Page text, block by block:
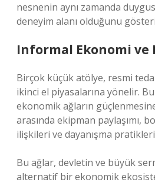
nesnenin aynı zamanda
deneyim alanı olduğunu
Informal Ekonomi ve
Birçok küçük atölye, resmi
ikinci el piyasalarına yönelir.
ekonomik ağların
arasında ekipman paylaşımı,
ilişkileri ve dayanışma
Bu ağlar, devletin ve büyük
alternatif bir ekonomik